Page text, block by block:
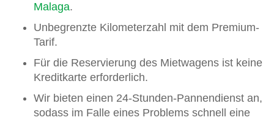
Malaga.
Unbegrenzte Kilometerzahl mit dem Premium-
Tarif.
Für die Reservierung des Mietwagens ist keine
Kreditkarte erforderlich.
Wir bieten einen 24-Stunden-Pannendienst an,
sodass im Falle eines Problems schnell eine